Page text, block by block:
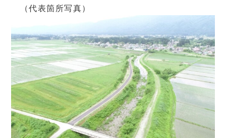
（代表箇所写真）